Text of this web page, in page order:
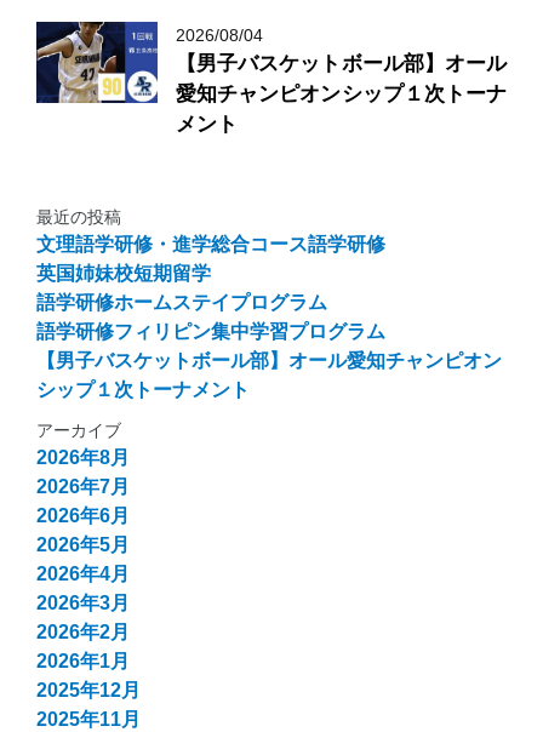
2026/08/04
【男子バスケットボール部】オール
愛知チャンピオンシップ１次トーナ
メント
最近の投稿
文理語学研修・進学総合コース語学研修
英国姉妹校短期留学
語学研修ホームステイプログラム
語学研修フィリピン集中学習プログラム
【男子バスケットボール部】オール愛知チャンピオン
シップ１次トーナメント
アーカイブ
2026年8月
2026年7月
2026年6月
2026年5月
2026年4月
2026年3月
2026年2月
2026年1月
2025年12月
2025年11月